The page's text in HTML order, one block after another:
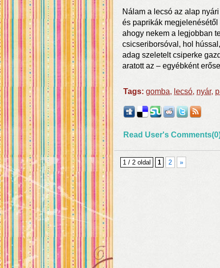
Nálam a lecsó az alap
és paprikák
ahogy nekem a legjobban
csicseriborsóval, hol
adag szeletelt csiperke
aratott az – egyébként
Tags: gomba, lecsó, nyár,
Read User's
1 / 2 oldal 1 2 »